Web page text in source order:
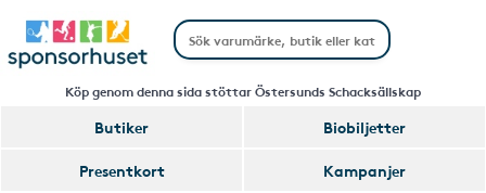
Köp genom denna sida stöttar Östersunds Schacksällskap
Butiker
Biobiljetter
Presentkort
Kampanjer